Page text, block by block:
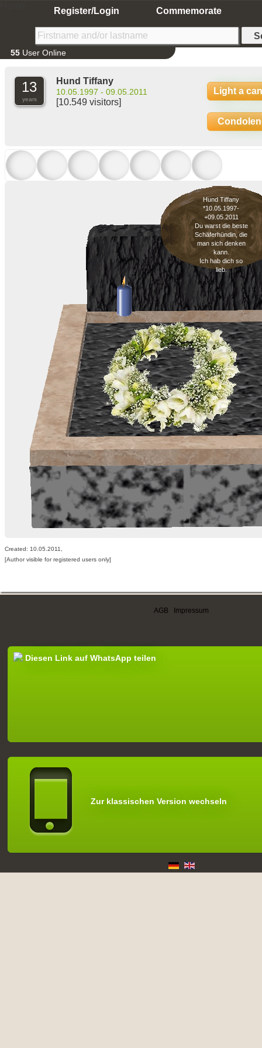
Register/Login Commemorate
55 User Online
13
years
Hund Tiffany
10.05.1997 - 09.05.2011
[10.549 visitors]
Light a
Hund Tiffany
*10.05.1997-
+09.05.2011
Du warst die beste
Schäferhündin, die
man sich denken
kann.
Ich hab dich so
lieb.
Created: 10.05.2011,
[Author visible for registered users only]
AGB Impressum
Diesen Link auf WhatsApp teilen
Zur klassischen Version wechseln